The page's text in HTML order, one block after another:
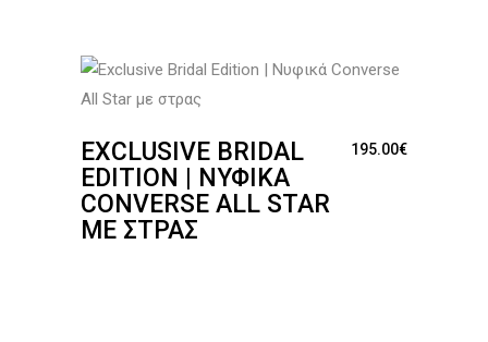
EXCLUSIVE BRIDAL
EDITION | ΝΥΦΙΚΆ
CONVERSE ALL STAR
ΜΕ ΣΤΡΑΣ
195.00€